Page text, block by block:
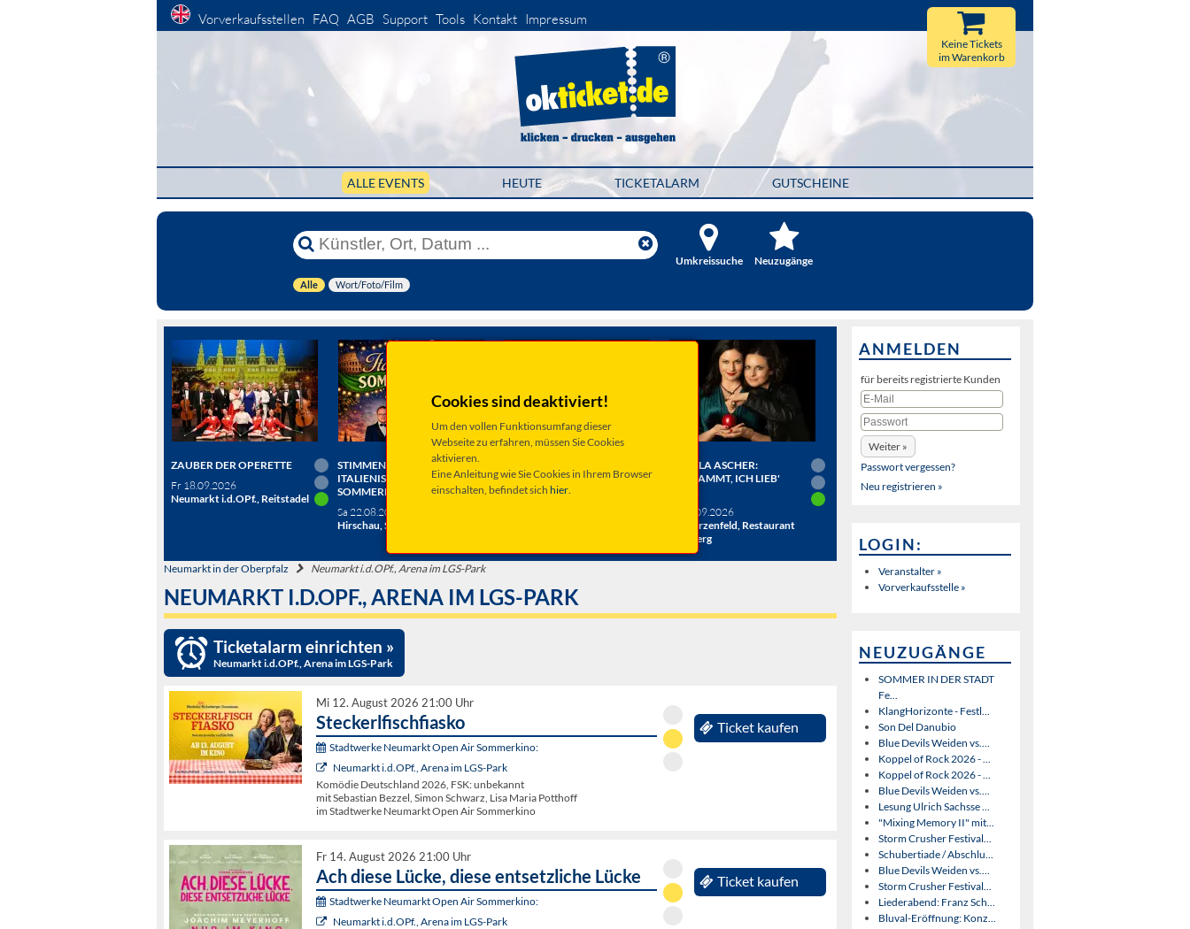
Vorverkaufsstellen FAQ AGB Support Tools Kontakt Impressum
ALLE EVENTS HEUTE TICKETALARM GUTSCHEINE
Keine Tickets
im Warenkorb
Umkreissuche Neuzugänge
Alle Wort/Foto/Film
Cookies sind deaktiviert!
Um den vollen Funktionsumfang dieser
Webseite zu erfahren, müssen Sie Cookies
aktivieren.
Eine Anleitung wie Sie Cookies in Ihrem Browser
einschalten, befindet sich hier.
ZAUBER DER OPERETTE
Fr 18.09.2026
Neumarkt i.d.OPf., Reitstadel
STIMMEN DER BERGE:
ITALIENISCHE
SOMMERNACHT
Sa 22.08.2026
Hirschau, Schlosshof
DAS JUBILÄUMSKONZERT
verschiedene Termine
ANGELA ASCHER:
VERDAMMT, ICH LIEB'
Sa 19.09.2026
Schwarzenfeld, Restaurant
Miesberg
Neumarkt in der Oberpfalz Neumarkt i.d.OPf., Arena im LGS-Park
NEUMARKT I.D.OPF., ARENA IM LGS-PARK
Ticketalarm einrichten »
Neumarkt i.d.OPf., Arena im LGS-Park
Mi 12. August 2026 21:00 Uhr
Steckerlfischfiasko
Stadtwerke Neumarkt Open Air Sommerkino:
Neumarkt i.d.OPf., Arena im LGS-Park
Komödie Deutschland 2026, FSK: unbekannt
mit Sebastian Bezzel, Simon Schwarz, Lisa Maria Potthoff
im Stadtwerke Neumarkt Open Air Sommerkino
Ticket kaufen
Fr 14. August 2026 21:00 Uhr
Ach diese Lücke, diese entsetzliche Lücke
Stadtwerke Neumarkt Open Air Sommerkino:
Neumarkt i.d.OPf., Arena im LGS-Park
Ticket kaufen
ANMELDEN
für bereits registrierte Kunden
Passwort vergessen?
Neu registrieren »
LOGIN:
Veranstalter »
Vorverkaufsstelle »
NEUZUGÄNGE
SOMMER IN DER STADT
Fe...
KlangHorizonte - Festl...
Son Del Danubio
Blue Devils Weiden vs....
Koppel of Rock 2026 - ...
Koppel of Rock 2026 - ...
Blue Devils Weiden vs....
Lesung Ulrich Sachsse ...
"Mixing Memory II" mit...
Storm Crusher Festival...
Schubertiade / Abschlu...
Blue Devils Weiden vs....
Storm Crusher Festival...
Liederabend: Franz Sch...
Bluval-Eröffnung: Konz...